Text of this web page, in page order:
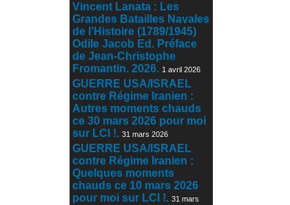
Vincent Lanata : Les
Grandes Batailles Navales
de l’Histoire (1789/1945)
Odile Jacob Ed. Préface
de Jean-Christophe
Fromantin. 2026. 1 avril 2026
GUERRE USA/ISRAEL
contre Régime Iranien :
Autres moments chauds
ce 30 mars 2026 pour moi
sur LCI !. 31 mars 2026
GUERRE USA/ISRAEL
contre Régime Iranien :
Quelques moments
chauds ce 10 mars 2026
pour moi sur LCI !. 31 mars